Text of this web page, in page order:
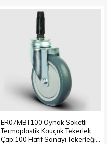
ER07MBT100 Oynak Soketli
Termoplastik Kauçuk Tekerlek
Çap:100 Hafif Sanayi Tekerleği